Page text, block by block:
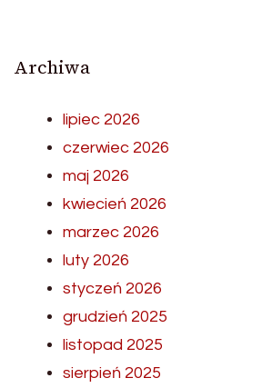
Archiwa
lipiec 2026
czerwiec 2026
maj 2026
kwiecień 2026
marzec 2026
luty 2026
styczeń 2026
grudzień 2025
listopad 2025
sierpień 2025